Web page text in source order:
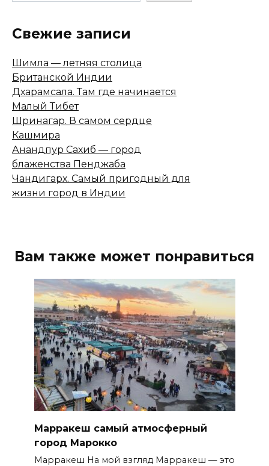
Свежие записи
Шимла — летняя столица
Британской Индии
Дхарамсала. Там где начинается
Малый Тибет
Шринагар. В самом сердце
Кашмира
Анандпур Сахиб — город
блаженства Пенджаба
Чандигарх. Самый пригодный для
жизни город в Индии
Вам также может понравиться
Марракеш самый атмосферный
город Марокко
Марракеш На мой взгляд Марракеш — это